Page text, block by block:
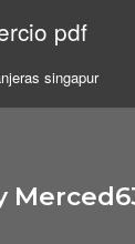
pdf
singapur